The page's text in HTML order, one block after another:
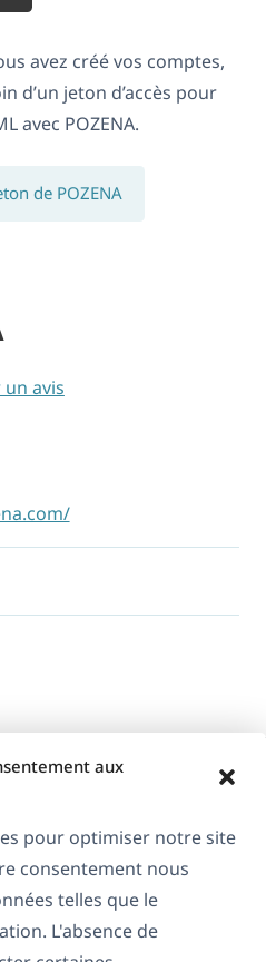
aux
pour optimiser notre site
consentement nous
telles que le
L'absence de
avez créé vos comptes,
d’un jeton d’accès pour
avec POZENA.
de POZENA
un avis
de confidentialité